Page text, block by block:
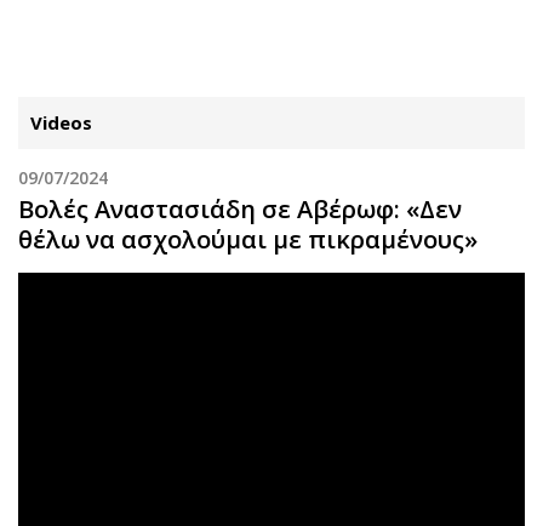
ΚΑΤΗΓΟΡΙΕΣ ΣΥΝΔΕΣΗ
Κύπρος
Απόψεις
Videos
09/07/2024
Βολές Αναστασιάδη σε Αβέρωφ: «Δεν
θέλω να ασχολούμαι με πικραμένους»